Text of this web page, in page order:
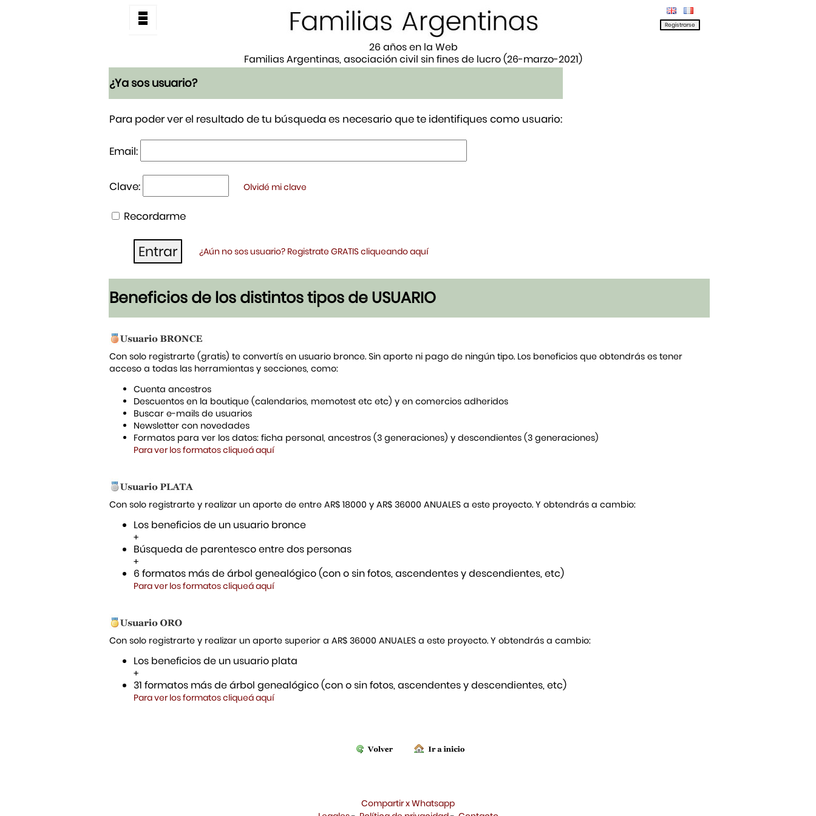
26 años en la Web
Familias Argentinas, asociación civil sin fines de lucro (26-marzo-2021)
¿Ya sos usuario?
Para poder ver el resultado de tu búsqueda es necesario que te identifiques como usuario:
Email:
Clave: Olvidé mi clave
Recordarme
¿Aún no sos usuario? Registrate GRATIS cliqueando aquí
Beneficios de los distintos tipos de USUARIO
Con solo registrarte (gratis) te convertís en usuario bronce. Sin aporte ni pago de ningún tipo. Los beneficios que obtendrás es tener
acceso a todas las herramientas y secciones, como:
Cuenta ancestros
Descuentos en la boutique (calendarios, memotest etc etc) y en comercios adheridos
Buscar e-mails de usuarios
Newsletter con novedades
Formatos para ver los datos: ficha personal, ancestros (3 generaciones) y descendientes (3 generaciones)
Para ver los formatos cliqueá aquí
Con solo registrarte y realizar un aporte de entre AR$ 18000 y AR$ 36000 ANUALES a este proyecto. Y obtendrás a cambio:
Los beneficios de un usuario bronce
+
Búsqueda de parentesco entre dos personas
+
6 formatos más de árbol genealógico (con o sin fotos, ascendentes y descendientes, etc)
Para ver los formatos cliqueá aquí
Con solo registrarte y realizar un aporte superior a AR$ 36000 ANUALES a este proyecto. Y obtendrás a cambio:
Los beneficios de un usuario plata
+
31 formatos más de árbol genealógico (con o sin fotos, ascendentes y descendientes, etc)
Para ver los formatos cliqueá aquí
Compartir x Whatsapp